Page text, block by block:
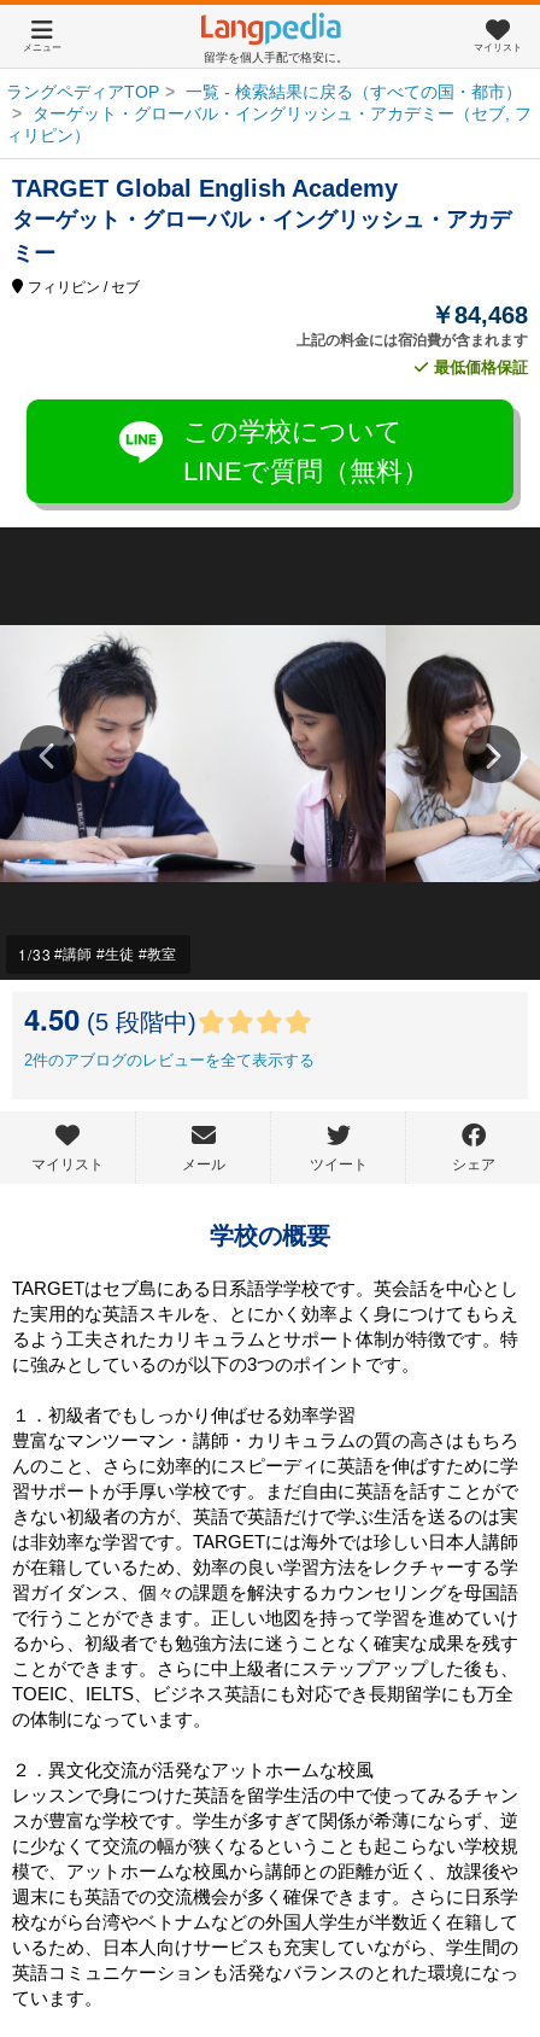
留学を個人手配で格安に。
メニュー マイリスト
ラングペディアTOP
一覧 - 検索結果に戻る（すべての国・都市）
ターゲット・グローバル・イングリッシュ・アカデミー（セブ, フ
ィリピン）
TARGET Global English Academy
ターゲット・グローバル・イングリッシュ・アカデ
ミー
フィリピン / セブ
￥84,468
上記の料金には宿泊費が含まれます
最低価格保証
この学校について
LINEで質問（無料）
1/33 講師 生徒 教室
4.50 (5 段階中)
2件のアブログのレビューを全て表示する
マイリスト メール ツイート シェア
学校の概要
TARGETはセブ島にある日系語学学校です。英会話を中心とし
た実用的な英語スキルを、とにかく効率よく身につけてもらえ
るよう工夫されたカリキュラムとサポート体制が特徴です。特
に強みとしているのが以下の3つのポイントです。
１．初級者でもしっかり伸ばせる効率学習
豊富なマンツーマン・講師・カリキュラムの質の高さはもちろ
んのこと、さらに効率的にスピーディに英語を伸ばすために学
習サポートが手厚い学校です。まだ自由に英語を話すことがで
きない初級者の方が、英語で英語だけで学ぶ生活を送るのは実
は非効率な学習です。TARGETには海外では珍しい日本人講師
が在籍しているため、効率の良い学習方法をレクチャーする学
習ガイダンス、個々の課題を解決するカウンセリングを母国語
で行うことができます。正しい地図を持って学習を進めていけ
るから、初級者でも勉強方法に迷うことなく確実な成果を残す
ことができます。さらに中上級者にステップアップした後も、
TOEIC、IELTS、ビジネス英語にも対応でき長期留学にも万全
の体制になっています。
２．異文化交流が活発なアットホームな校風
レッスンで身につけた英語を留学生活の中で使ってみるチャン
スが豊富な学校です。学生が多すぎて関係が希薄にならず、逆
に少なくて交流の幅が狭くなるということも起こらない学校規
模で、アットホームな校風から講師との距離が近く、放課後や
週末にも英語での交流機会が多く確保できます。さらに日系学
校ながら台湾やベトナムなどの外国人学生が半数近く在籍して
いるため、日本人向けサービスも充実していながら、学生間の
英語コミュニケーションも活発なバランスのとれた環境になっ
ています。